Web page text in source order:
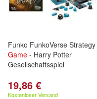
Funko FunkoVerse Strategy
Game - Harry Potter
Gesellschaftsspiel
19,86 €
Kostenloser Versand